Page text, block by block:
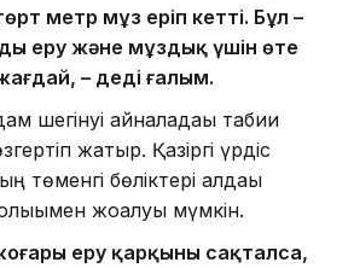
метр мұз еріп кетті. Бұл –
еру және мұздық үшін өте
– деді ғалым.
шегінуі айналадағы табиғи
жатыр. Қазіргі үрдіс
төменгі бөліктері алдағы
жоғалуы мүмкін.
еру қарқыны сақталса,